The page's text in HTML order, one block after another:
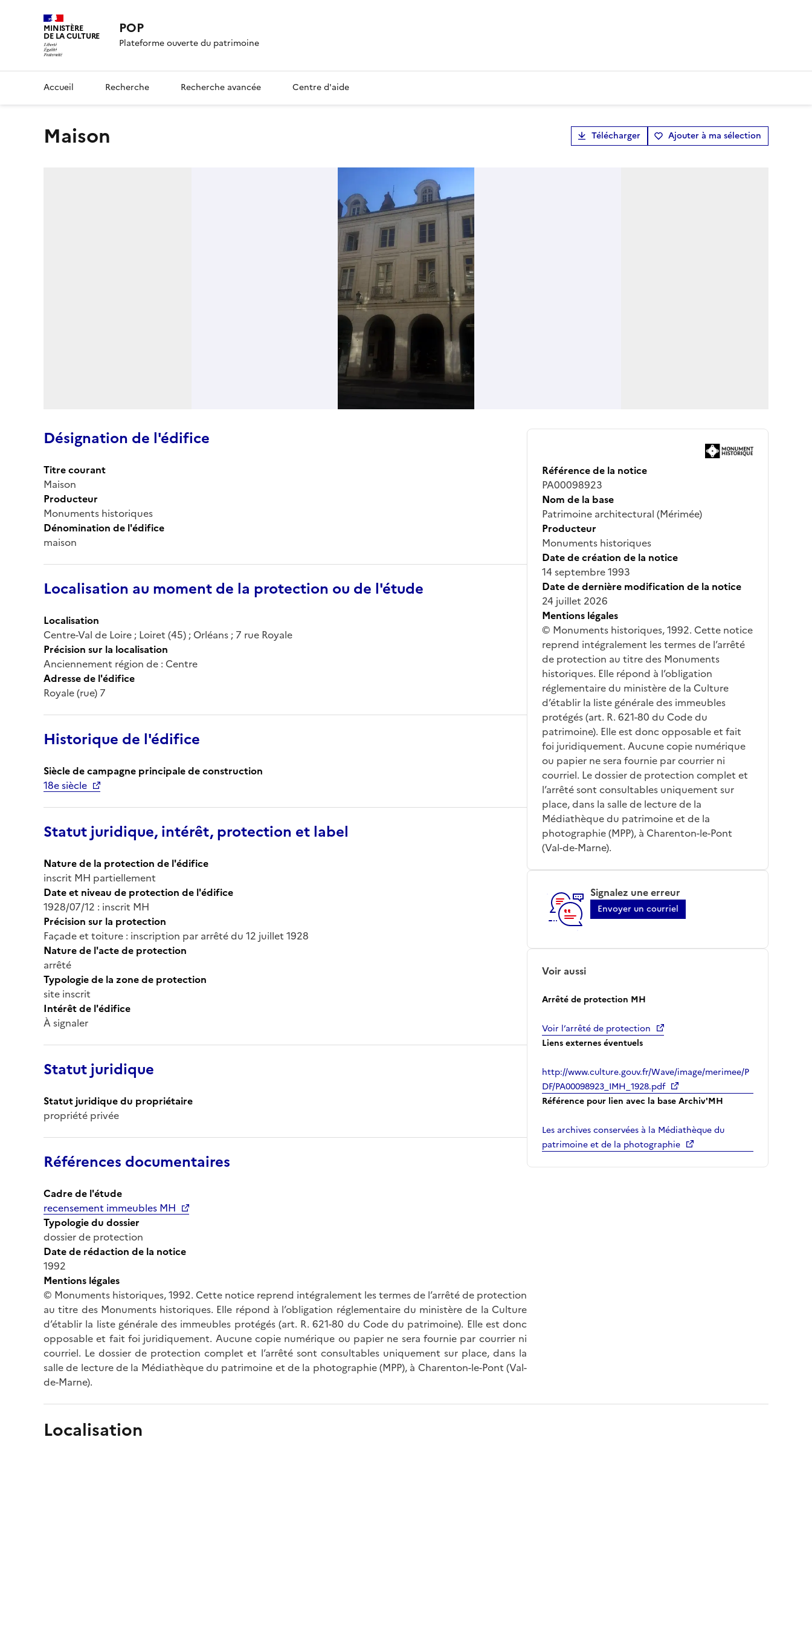
MINISTÈRE
DE LA CULTURE POP
Plateforme ouverte du patrimoine
Accueil Recherche Recherche avancée Centre d'aide
Maison Télécharger Ajouter à ma sélection
Désignation de l'édifice
Titre courant
Maison
Producteur
Monuments historiques
Dénomination de l'édifice
maison
Localisation au moment de la protection ou de l'étude
Localisation
Centre-Val de Loire ; Loiret (45) ; Orléans ; 7 rue Royale
Précision sur la localisation
Anciennement région de : Centre
Adresse de l'édifice
Royale (rue) 7
Historique de l'édifice
Siècle de campagne principale de construction
18e siècle
Statut juridique, intérêt, protection et label
Nature de la protection de l'édifice
inscrit MH partiellement
Date et niveau de protection de l'édifice
1928/07/12 : inscrit MH
Précision sur la protection
Façade et toiture : inscription par arrêté du 12 juillet 1928
Nature de l'acte de protection
arrêté
Typologie de la zone de protection
site inscrit
Intérêt de l'édifice
À signaler
Statut juridique
Statut juridique du propriétaire
propriété privée
Références documentaires
Cadre de l'étude
recensement immeubles MH
Typologie du dossier
dossier de protection
Date de rédaction de la notice
1992
Mentions légales
© Monuments historiques, 1992. Cette notice reprend intégralement les termes de l’arrêté de protection
au titre des Monuments historiques. Elle répond à l’obligation réglementaire du ministère de la Culture
d’établir la liste générale des immeubles protégés (art. R. 621-80 du Code du patrimoine). Elle est donc
opposable et fait foi juridiquement. Aucune copie numérique ou papier ne sera fournie par courrier ni
courriel. Le dossier de protection complet et l’arrêté sont consultables uniquement sur place, dans la
salle de lecture de la Médiathèque du patrimoine et de la photographie (MPP), à Charenton-le-Pont (Val-
de-Marne).
Référence de la notice
PA00098923
Nom de la base
Patrimoine architectural (Mérimée)
Producteur
Monuments historiques
Date de création de la notice
14 septembre 1993
Date de dernière modification de la notice
24 juillet 2026
Mentions légales
© Monuments historiques, 1992. Cette notice
reprend intégralement les termes de l’arrêté
de protection au titre des Monuments
historiques. Elle répond à l’obligation
réglementaire du ministère de la Culture
d’établir la liste générale des immeubles
protégés (art. R. 621-80 du Code du
patrimoine). Elle est donc opposable et fait
foi juridiquement. Aucune copie numérique
ou papier ne sera fournie par courrier ni
courriel. Le dossier de protection complet et
l’arrêté sont consultables uniquement sur
place, dans la salle de lecture de la
Médiathèque du patrimoine et de la
photographie (MPP), à Charenton-le-Pont
(Val-de-Marne).
Signalez une erreur
Envoyer un courriel
Voir aussi
Arrêté de protection MH
Voir l’arrêté de protection
Liens externes éventuels
http://www.culture.gouv.fr/Wave/image/merimee/P
DF/PA00098923_IMH_1928.pdf
Référence pour lien avec la base Archiv'MH
Les archives conservées à la Médiathèque du
patrimoine et de la photographie
Localisation